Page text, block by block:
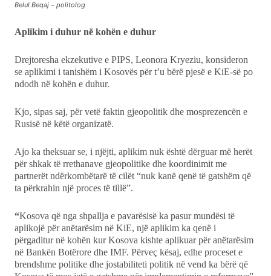
Belul Beqaj – politolog
Aplikim i duhur në kohën e duhur
Drejtoresha ekzekutive e PIPS, Leonora Kryeziu, konsideron
se aplikimi i tanishëm i Kosovës për t’u bërë pjesë e KiE-së po
ndodh në kohën e duhur.
Kjo, sipas saj, për vetë faktin gjeopolitik dhe mosprezencën e
Rusisë në këtë organizatë.
Ajo ka theksuar se, i njëjti, aplikim nuk është dërguar më herët
për shkak të rrethanave gjeopolitike dhe koordinimit me
partnerët ndërkombëtarë të cilët “nuk kanë qenë të gatshëm që
ta përkrahin një proces të tillë”.
“Kosova që nga shpallja e pavarësisë ka pasur mundësi të
aplikojë për anëtarësim në KiE, një aplikim ka qenë i
përgaditur në kohën kur Kosova kishte aplikuar për anëtarësim
në Bankën Botërore dhe IMF. Përveç kësaj, edhe proceset e
brendshme politike dhe jostabiliteti politik në vend ka bërë që